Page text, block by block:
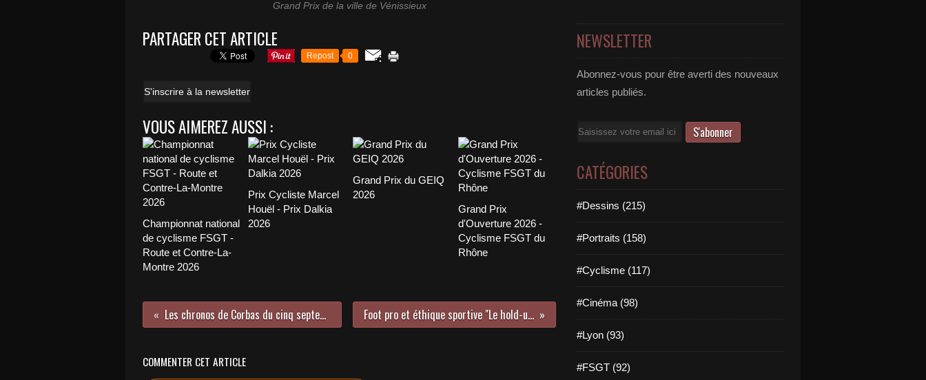
Grand Prix de la ville de Vénissieux
PARTAGER CET ARTICLE
Repost 0
S'inscrire à la newsletter
VOUS AIMEREZ AUSSI :
Championnat national
de cyclisme FSGT -
Route et Contre-La-
Montre 2026
Prix Cycliste Marcel
Houël - Prix Dalkia
2026
Grand Prix du GEIQ
2026
Grand Prix
d'Ouverture 2026 -
Cyclisme FSGT du
Rhône
Les chronos de Corbas du cinq septembre 2021 Foot pro et éthique sportive "Le hold-up au Parc"
COMMENTER CET ARTICLE
NEWSLETTER
Abonnez-vous pour être averti des nouveaux
articles publiés.
Email
CATÉGORIES
#Dessins (215)
#Portraits (158)
#Cyclisme (117)
#Cinéma (98)
#Lyon (93)
#FSGT (92)